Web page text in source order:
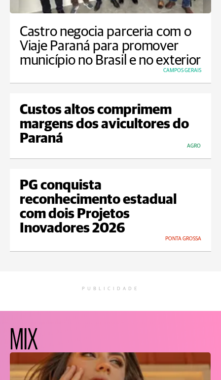
Castro negocia parceria com o
Viaje Paraná para promover
município no Brasil e no exterior
CAMPOS GERAIS
Custos altos comprimem
margens dos avicultores do
Paraná
AGRO
PG conquista
reconhecimento estadual
com dois Projetos
Inovadores 2026
PONTA GROSSA
PUBLICIDADE
MIX